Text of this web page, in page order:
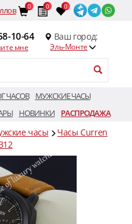
0 0 0
10-64
мне
Ваш город:
Эль-Монте
ЧАСОВ
МУЖСКИЕ ЧАСЫ
НОВИНКИ РАСПРОДАЖА
часы
Часы Curren